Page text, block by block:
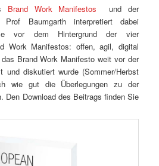
Brand Work Manifestos und der
Prof Baumgarth interpretiert dabei
vor dem Hintergrund der vier
Work Manifestos: offen, agil, digital
Brand Work Manifesto weit vor der
und diskutiert wurde (Sommer/Herbst
wie gut die Überlegungen zu der
Den Download des Beitrags finden Sie